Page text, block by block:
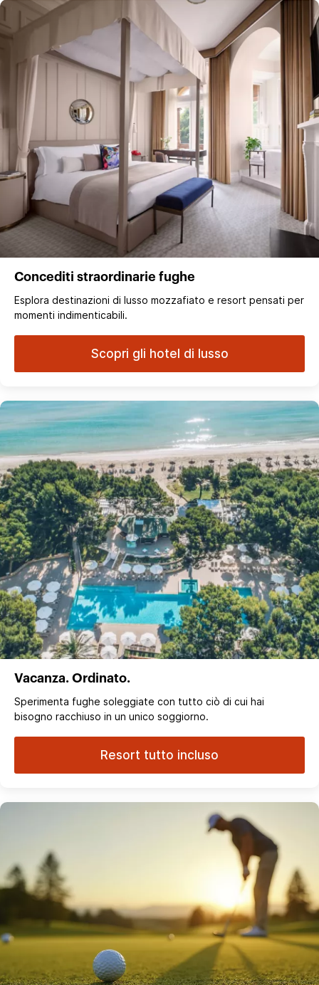
Concediti straordinarie fughe
Esplora destinazioni di lusso mozzafiato e resort pensati per
momenti indimenticabili.
Scopri gli hotel di lusso
Vacanza. Ordinato.
Sperimenta fughe soleggiate con tutto ciò di cui hai
bisogno racchiuso in un unico soggiorno.
Resort tutto incluso